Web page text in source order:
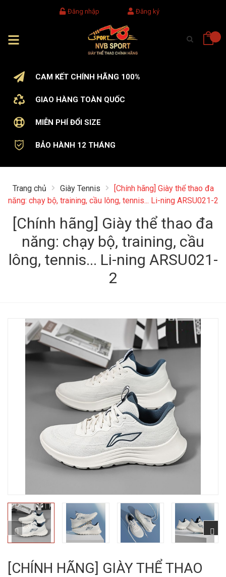
Đăng nhập Đăng ký
CAM KẾT CHÍNH HÃNG 100%
GIAO HÀNG TOÀN QUỐC
MIỄN PHÍ ĐỔI SIZE
BẢO HÀNH 12 THÁNG
Trang chủ Giày Tennis
[Chính hãng] Giày thể thao đa
năng: chạy bộ, training, cầu lông, tennis... Li-ning ARSU021-2
[Chính hãng] Giày thể thao đa
năng: chạy bộ, training, cầu
lông, tennis... Li-ning ARSU021-
2
[CHÍNH HÃNG] GIÀY THỂ THAO